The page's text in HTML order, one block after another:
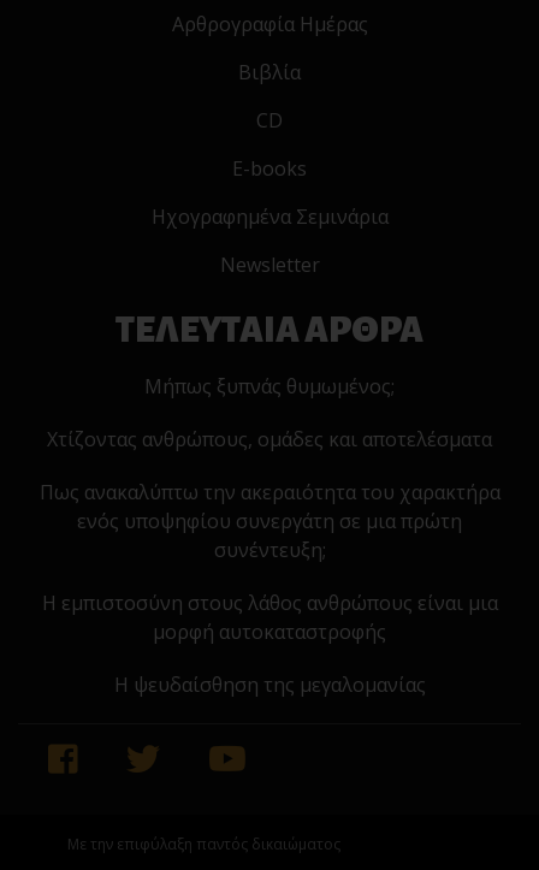
Αρθρογραφία Ημέρας
Βιβλία
CD
E-books
Ηχογραφημένα Σεμινάρια
Newsletter
ΤΕΛΕΥΤΑΙΑ ΑΡΘΡΑ
Μήπως ξυπνάς θυμωμένος;
Χτίζοντας ανθρώπους, ομάδες και αποτελέσματα
Πως ανακαλύπτω την ακεραιότητα του χαρακτήρα
ενός υποψηφίου συνεργάτη σε μια πρώτη
συνέντευξη;
Η εμπιστοσύνη στους λάθος ανθρώπους είναι μια
μορφή αυτοκαταστροφής
Η ψευδαίσθηση της μεγαλομανίας
Με την επιφύλαξη παντός δικαιώματος